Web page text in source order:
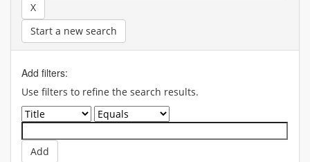
Start a new search
Add filters:
Use filters to refine the search results.